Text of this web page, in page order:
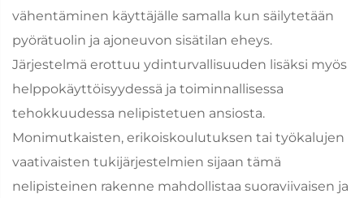
vähentäminen käyttäjälle samalla kun säilytetään
pyörätuolin ja ajoneuvon sisätilan eheys.
Järjestelmä erottuu ydinturvallisuuden lisäksi myös
helppokäyttöisyydessä ja toiminnallisessa
tehokkuudessa nelipistetuen ansiosta.
Monimutkaisten, erikoiskoulutuksen tai työkalujen
vaativaisten tukijärjestelmien sijaan tämä
nelipisteinen rakenne mahdollistaa suoraviivaisen ja